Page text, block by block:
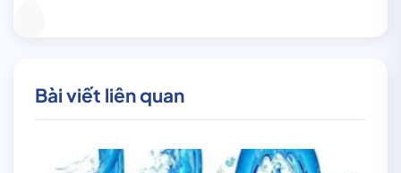
Bài viết liên quan